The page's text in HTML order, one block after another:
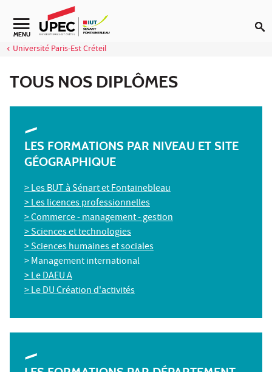
Aller au contenu
Navigation secondaire
MENU
Université Paris-Est Créteil
TOUS NOS DIPLÔMES
LES FORMATIONS PAR NIVEAU ET SITE
GÉOGRAPHIQUE
> Les BUT à Sénart etFontainebleau
> Les licences professionnelles
> Commerce - management - gestion
> Sciences et technologies
> Sciences humaines et sociales
> Management international
> Le DAEU A
> Le DU Création d'activités